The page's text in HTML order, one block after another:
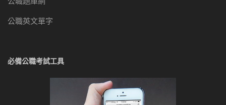
公職英文單字
必備公職考試工具